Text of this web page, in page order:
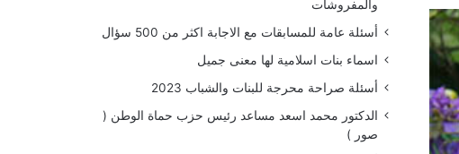
والمفروشات
أسئلة عامة للمسابقات مع الاجابة اكثر من 500 سؤال
اسماء بنات اسلامية لها معنى جميل
أسئلة صراحة محرجة للبنات والشباب 2023
الدكتور محمد اسعد مساعد رئيس حزب حماة الوطن (
صور )